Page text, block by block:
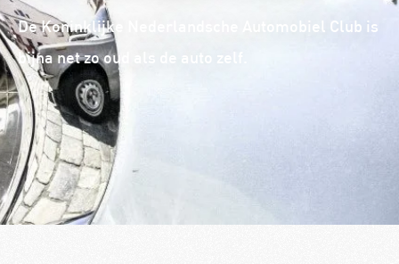
De Koninklijke Nederlandsche Automobiel Club is
bijna net zo oud als de auto zelf.